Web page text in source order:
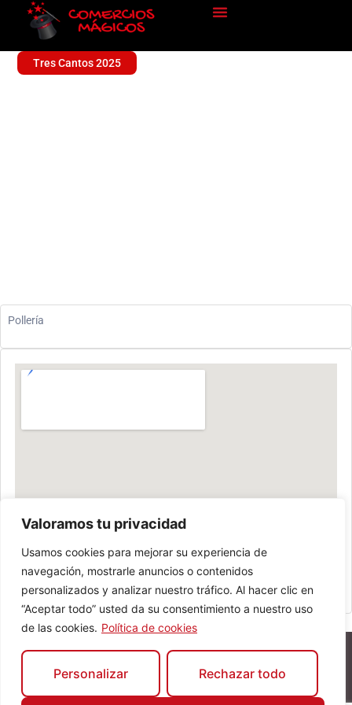
Valoramos tu privacidad
Usamos cookies para mejorar su experiencia de
navegación, mostrarle anuncios o contenidos
personalizados y analizar nuestro tráfico. Al hacer clic en
“Aceptar todo” usted da su consentimiento a nuestro uso
de las cookies. Política de cookies
Personalizar Rechazar todo
Tres Cantos 2025
Pollería